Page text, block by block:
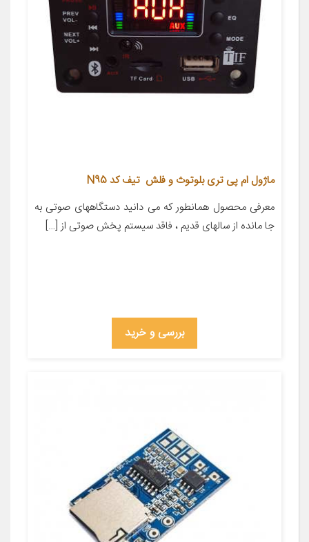
ماژول ام پی تری بلوتوث و فلش تیف کد N95
معرفی محصول همانطور که می دانید دستگاههای صوتی به
جا مانده از سالهای قدیم ، فاقد سیستم پخش صوتی از […]
بررسی و خرید